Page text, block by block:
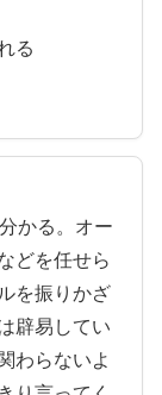
る
かる。オー
どを任せら
を振りかざ
辟易してい
わらないよ